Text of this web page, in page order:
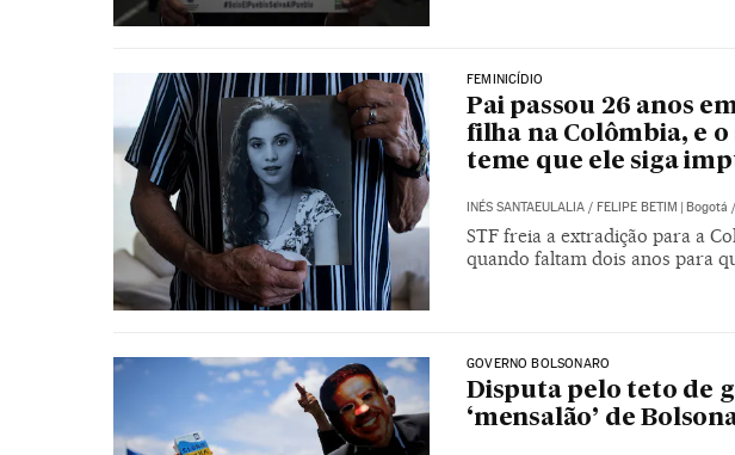
FEMINICÍDIO
Pai passou 26 anos
filha na Colômbia, e
teme que ele siga
INÉS SANTAEULALIA/ FELIPE BETIM | Bogotá
STF freia a extradição para a
quando faltam dois anos para
GOVERNO BOLSONARO
Disputa pelo teto de
‘mensalão’ de